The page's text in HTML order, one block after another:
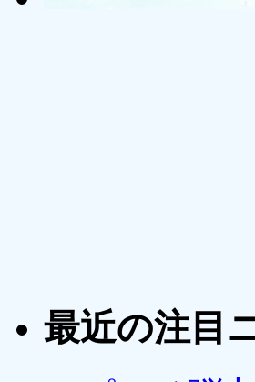
最近の注目